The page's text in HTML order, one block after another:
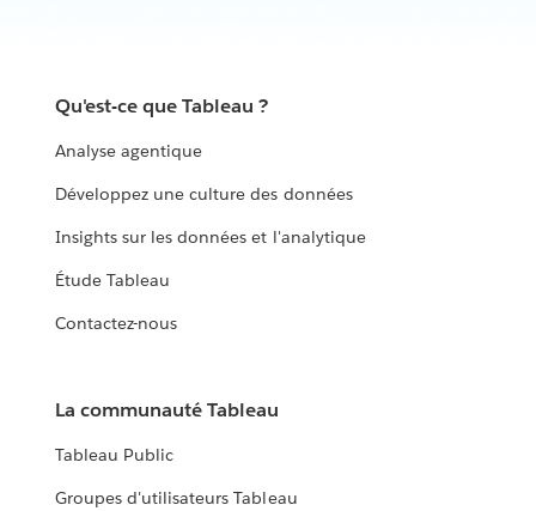
Qu'est-ce que Tableau ?
Analyse agentique
Développez une culture des données
Insights sur les données et l'analytique
Étude Tableau
Contactez-nous
La communauté Tableau
Tableau Public
Groupes d'utilisateurs Tableau